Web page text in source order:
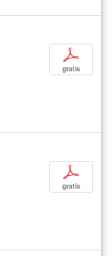
p
gratis
p
gratis